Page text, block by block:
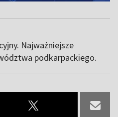
Najważniejsze
podkarpackiego.